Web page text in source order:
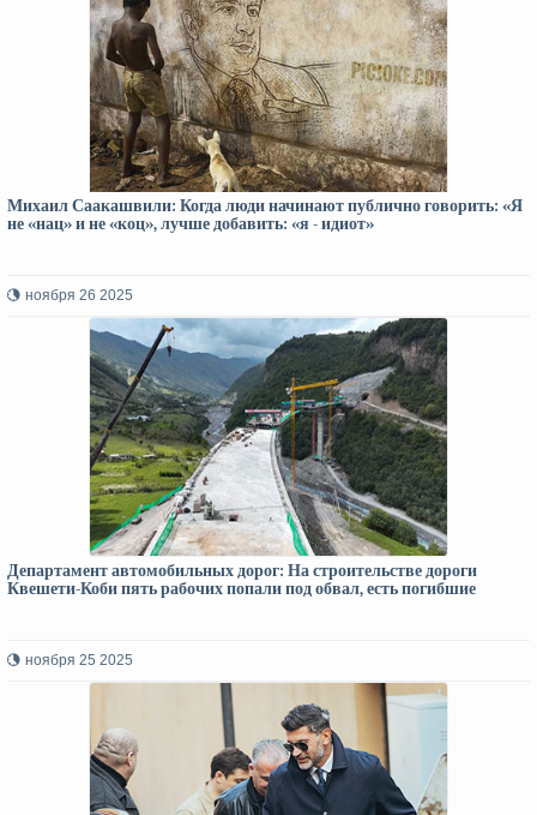
Михаил Саакашвили: Когда люди начинают публично говорить: «Я
не «нац» и не «коц», лучше добавить: «я - идиот»
ноября 26 2025
Департамент автомобильных дорог: На строительстве дороги
Квешети-Коби пять рабочих попали под обвал, есть погибшие
ноября 25 2025